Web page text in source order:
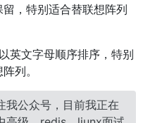
，特别适合替联想阵列
英文字母顺序排序，特别
列。
我公众号，目前我正在